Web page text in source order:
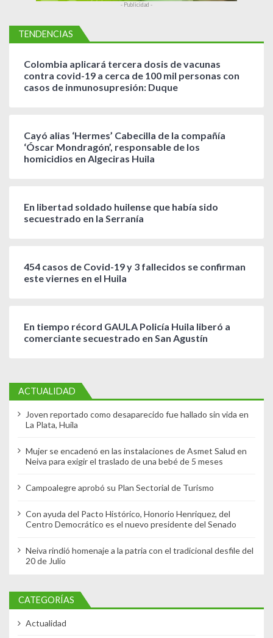
- Publicidad -
TENDENCIAS
Colombia aplicará tercera dosis de vacunas
contra covid-19 a cerca de 100 mil personas con
casos de inmunosupresión: Duque
Cayó alias ‘Hermes’ Cabecilla de la compañía
‘Óscar Mondragón’, responsable de los
homicidios en Algeciras Huila
En libertad soldado huilense que había sido
secuestrado en la Serranía
454 casos de Covid-19 y 3 fallecidos se confirman
este viernes en el Huila
En tiempo récord GAULA Policía Huila liberó a
comerciante secuestrado en San Agustín
ACTUALIDAD
Joven reportado como desaparecido fue hallado sin vida en
La Plata, Huila
Mujer se encadenó en las instalaciones de Asmet Salud en
Neiva para exigir el traslado de una bebé de 5 meses
Campoalegre aprobó su Plan Sectorial de Turismo
Con ayuda del Pacto Histórico, Honorio Henriquez, del
Centro Democrático es el nuevo presidente del Senado
Neiva rindió homenaje a la patria con el tradicional desfile del
20 de Julio
CATEGORÍAS
Actualidad